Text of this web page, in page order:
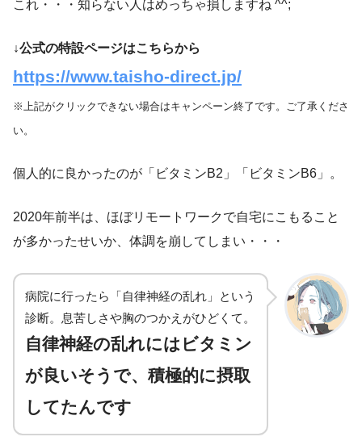
これ・・・知らない人はめっちゃ損しますね ^^;
↓公式の特設ページはこちらから
https://www.taisho-direct.jp/
※上記がクリックできない場合はキャンペーン終了です。ご了承くださ
い。
個人的に良かったのが「ビタミンB2」「ビタミンB6」。
2020年前半は、ほぼリモートワークで自宅にこもること
が多かったせいか、体調を崩してしまい・・・
病院に行ったら「自律神経の乱れ」という
診断。息苦しさや胸のつかえがひどくて。
自律神経の乱れにはビタミン
が良いそうで、積極的に摂取
してたんです